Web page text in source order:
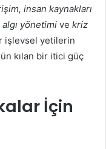
insan kaynakları
yönetimi ve kriz
işlevsel yetilerin
kılan bir itici güç
İçin